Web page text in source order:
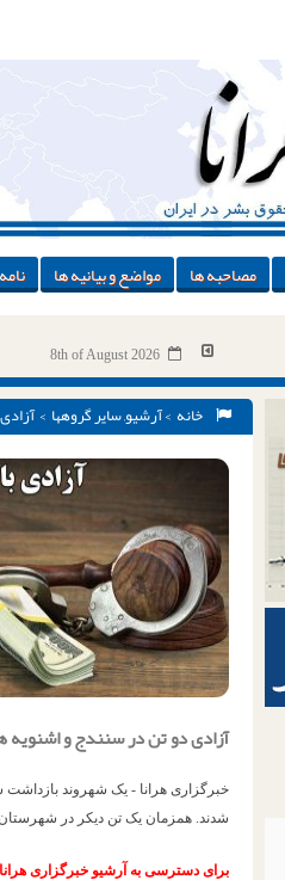
مصاحبه ها مواضع و بیانیه ها
8th of August 2026
خانه >آرشیو,سایر گروهها >
آزادی دو تن در سنندج و‌ اشنویه
خبرگزاری هرانا - یک شهروند بازداشت
شدند. همزمان یک تن دیکر در شهرستان
برای دسترسی به آرشیو خبرگزاری